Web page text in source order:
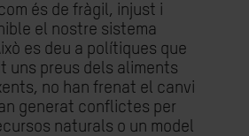
és de fràgil, injust i
el nostre sistema
es deu a polítiques que
uns preus dels aliments
no han frenat el canvi
generat conflictes per
naturals o un model